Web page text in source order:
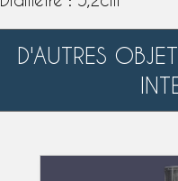
D'AUTRES